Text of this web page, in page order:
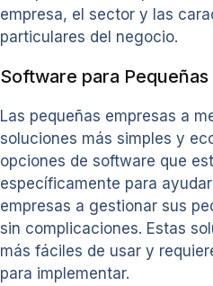
empresa, el sector y las
particulares del negocio.
Software para Pequeñas
Las pequeñas empresas a
soluciones más simples y
opciones de software que
específicamente para
empresas a gestionar sus
sin complicaciones. Estas
más fáciles de usar y
para implementar.